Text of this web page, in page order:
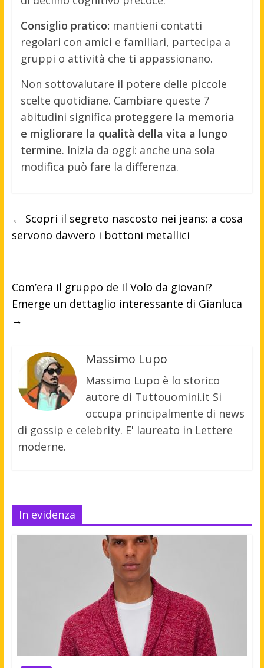
Consiglio pratico: mantieni contatti
regolari con amici e familiari, partecipa a
gruppi o attività che ti appassionano.
Non sottovalutare il potere delle piccole
scelte quotidiane. Cambiare queste 7
abitudini significa proteggere la memoria
e migliorare la qualità della vita a lungo
termine. Inizia da oggi: anche una sola
modifica può fare la differenza.
← Scopri il segreto nascosto nei jeans: a cosa
servono davvero i bottoni metallici
Com’era il gruppo de Il Volo da giovani?
Emerge un dettaglio interessante di Gianluca
→
Massimo Lupo
Massimo Lupo è lo storico
autore di Tuttouomini.it Si
occupa principalmente di news
di gossip e celebrity. E' laureato in Lettere
moderne.
In evidenza